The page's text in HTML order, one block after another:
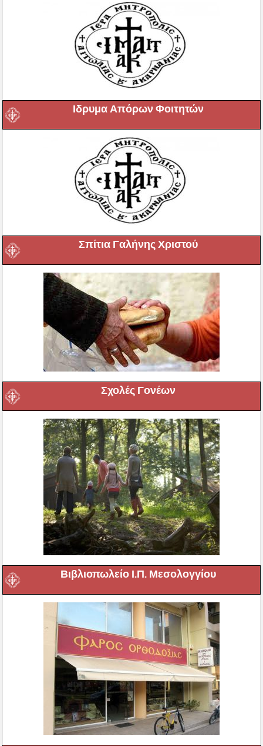
Ιδρυμα Απόρων Φοιτητών
Σπίτια Γαλήνης Χριστού
Σχολές Γονέων
Βιβλιοπωλείο Ι.Π. Μεσολογγίου